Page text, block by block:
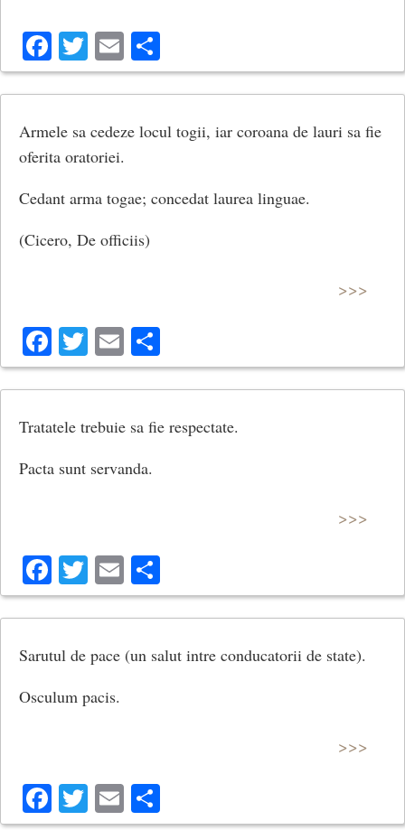
Facebook
Twitter
Email
Armele sa cedeze locul togii, iar coroana de lauri sa fie
oferita oratoriei.
Cedant arma togae; concedat laurea lin­guae.
(Cicero, De officiis)
>>>
Facebook
Twitter
Email
Tratatele trebuie sa fie respectate.
Pacta sunt servanda.
>>>
Facebook
Twitter
Email
Sarutul de pace (un salut intre conducatorii de state).
Osculum pacis.
>>>
Facebook
Twitter
Email